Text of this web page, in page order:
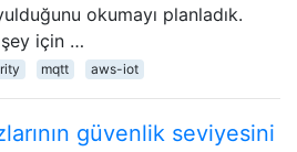
okumayı planladık.
için …
mqtt aws-iot
güvenlik seviyesini